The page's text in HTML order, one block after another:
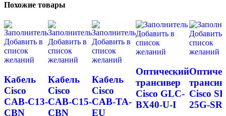
Похожие товары
Добавить в
список
желаний
Кабель
Cisco
CAB-C13-
CBN
Добавить в
список
желаний
Кабель
Cisco
CAB-C15-
CBN
Добавить в
список
желаний
Кабель
Cisco
CAB-TA-
EU
Добавить в
список
желаний
Оптический
трансивер
Cisco GLC-
BX40-U-I
Добавить
список
желаний
Cisco
25G-